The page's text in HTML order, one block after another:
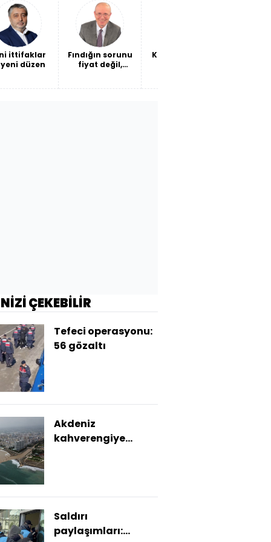
ettirdi!
ittifaklar
düzen
Fındığın sorunu
fiyat değil,
Kendi barışına
ÇEKEBİLİR
Tefeci operasyonu:
56 gözaltı
Akdeniz
kahverengiye
Saldırı
paylaşımları: